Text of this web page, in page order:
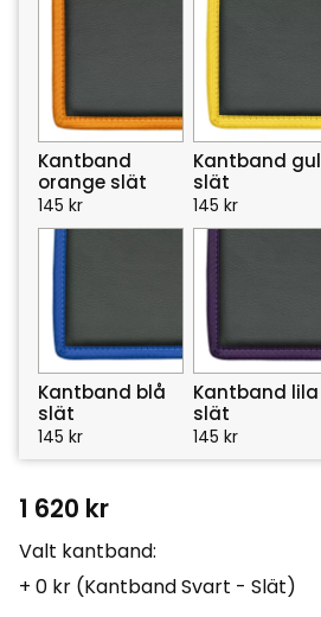
Kantband
orange slät
145 kr
Kantband gul
slät
145 kr
Kantband blå
slät
145 kr
Kantband lila
slät
145 kr
1 620 kr
Valt kantband:
+ 0 kr (Kantband Svart - Slät)